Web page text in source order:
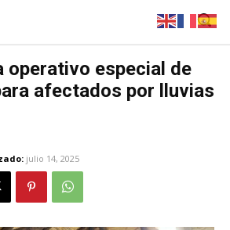
operativo especial de
afectados por lluvias
julio 14, 2025